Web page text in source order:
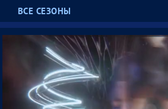
Ледниковый период. Дети
Ледниковый период 2016
Ледниковый период 2014
Кубок профессионалов
ВСЕ СЕЗОНЫ